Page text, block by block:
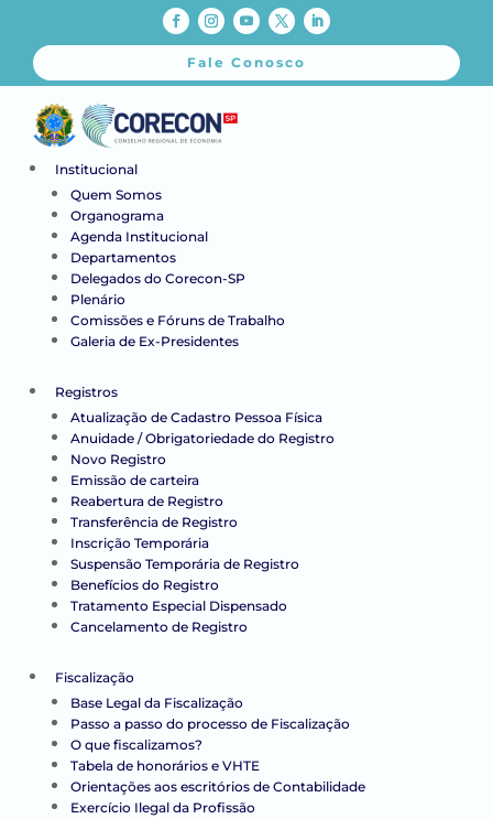
Fale Conosco
Institucional
Quem Somos
Organograma
Agenda Institucional
Departamentos
Delegados do Corecon-SP
Plenário
Comissões e Fóruns de Trabalho
Galeria de Ex-Presidentes
Registros
Atualização de Cadastro Pessoa Física
Anuidade / Obrigatoriedade do Registro
Novo Registro
Emissão de carteira
Reabertura de Registro
Transferência de Registro
Inscrição Temporária
Suspensão Temporária de Registro
Benefícios do Registro
Tratamento Especial Dispensado
Cancelamento de Registro
Fiscalização
Base Legal da Fiscalização
Passo a passo do processo de Fiscalização
O que fiscalizamos?
Tabela de honorários e VHTE
Orientações aos escritórios de Contabilidade
Exercício Ilegal da Profissão